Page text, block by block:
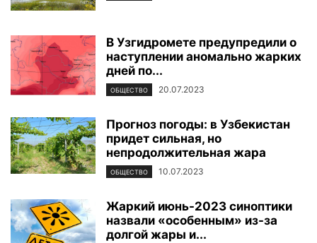
В Узгидромете предупредили о
наступлении аномально жарких
дней по...
ОБЩЕСТВО 20.07.2023
Прогноз погоды: в Узбекистан
придет сильная, но
непродолжительная жара
ОБЩЕСТВО 10.07.2023
Жаркий июнь-2023 синоптики
назвали «особенным» из-за
долгой жары и...